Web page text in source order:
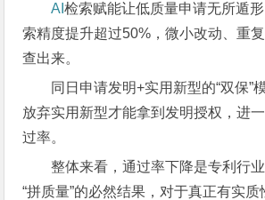
AI检索赋能让低质量申请无所遁
索精度提升超过50%，微小改动、重
查出来。
同日申请发明+实用新型的“双保”
放弃实用新型才能拿到发明授权，进
过率。
整体来看，通过率下降是专利行业
“拼质量”的必然结果，对于真正有实质